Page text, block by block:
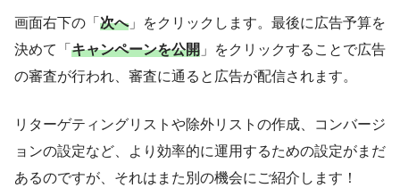
画面右下の「 次へ」をクリックします。最後に広告予算を
決めて「 キャンペーンを公開 」をクリックすることで広告
の審査が行われ、審査に通ると広告が配信されます。
リターゲティングリストや除外リストの作成、コンバージ
ョンの設定など、より効率的に運用するための設定がまだ
あるのですが、それはまた別の機会にご紹介します！